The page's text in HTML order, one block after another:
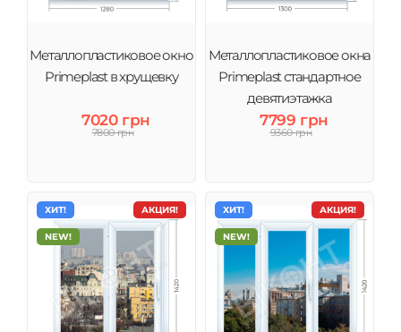
Металлопластиковое окно
Primeplast в хрущевку
7020 грн
7800 грн
Металлопластиковое окна
Primeplast стандартное
девятиэтажка
7799 грн
9360 грн
АКЦИЯ!
ХИТ!
NEW!
АКЦИЯ!
ХИТ!
NEW!